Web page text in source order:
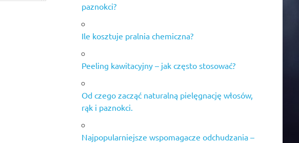
paznokci?
Ile kosztuje pralnia chemiczna?
Peeling kawitacyjny – jak często stosować?
Od czego zacząć naturalną pielęgnację włosów,
rąk i paznokci.
Najpopularniejsze wspomagacze odchudzania –